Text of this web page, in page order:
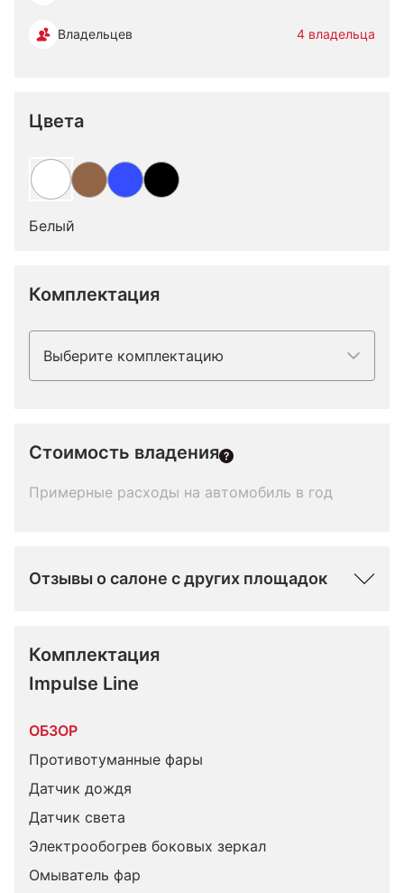
Владельцев 4 владельца
Цвета
Белый
Комплектация
Выберите комплектацию
Стоимость владения
Примерные расходы на автомобиль в год
Отзывы о салоне с других площадок
Комплектация
Impulse Line
ОБЗОР
Противотуманные фары
Датчик дождя
Датчик света
Электрообогрев боковых зеркал
Омыватель фар